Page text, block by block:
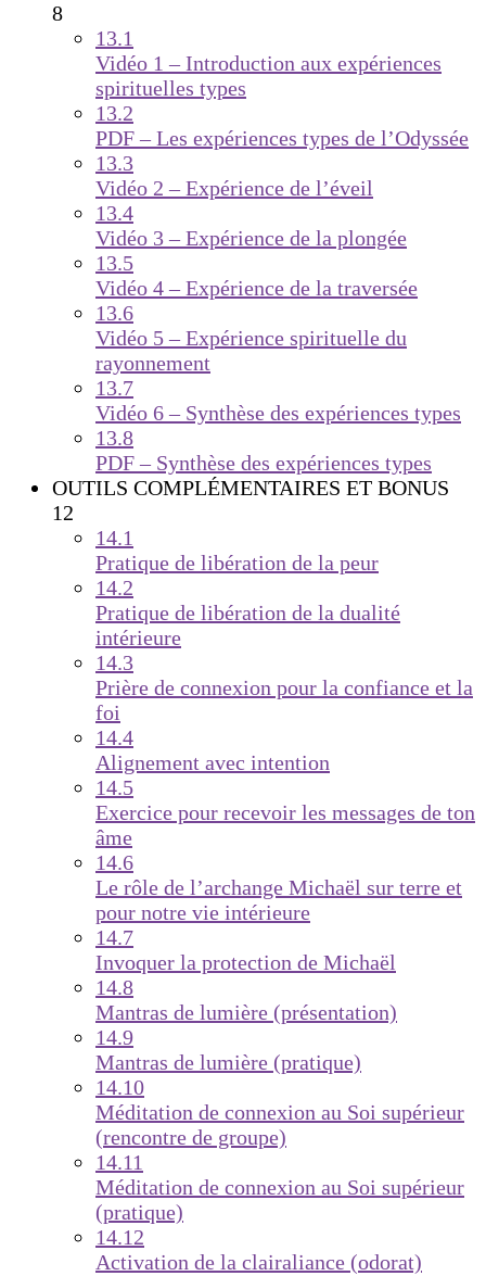
8
13.1
Vidéo 1 – Introduction aux expériences
spirituelles types
13.2
PDF – Les expériences types de l’Odyssée
13.3
Vidéo 2 – Expérience de l’éveil
13.4
Vidéo 3 – Expérience de la plongée
13.5
Vidéo 4 – Expérience de la traversée
13.6
Vidéo 5 – Expérience spirituelle du
rayonnement
13.7
Vidéo 6 – Synthèse des expériences types
13.8
PDF – Synthèse des expériences types
OUTILS COMPLÉMENTAIRES ET BONUS
12
14.1
Pratique de libération de la peur
14.2
Pratique de libération de la dualité
intérieure
14.3
Prière de connexion pour la confiance et la
foi
14.4
Alignement avec intention
14.5
Exercice pour recevoir les messages de ton
âme
14.6
Le rôle de l’archange Michaël sur terre et
pour notre vie intérieure
14.7
Invoquer la protection de Michaël
14.8
Mantras de lumière (présentation)
14.9
Mantras de lumière (pratique)
14.10
Méditation de connexion au Soi supérieur
(rencontre de groupe)
14.11
Méditation de connexion au Soi supérieur
(pratique)
14.12
Activation de la clairaliance (odorat)